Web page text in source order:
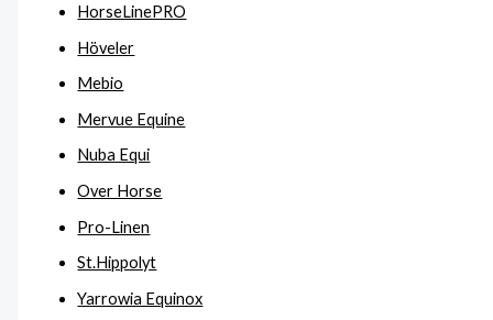
HorseLinePRO
Höveler
Mebio
Mervue Equine
Nuba Equi
Over Horse
Pro-Linen
St.Hippolyt
Yarrowia Equinox